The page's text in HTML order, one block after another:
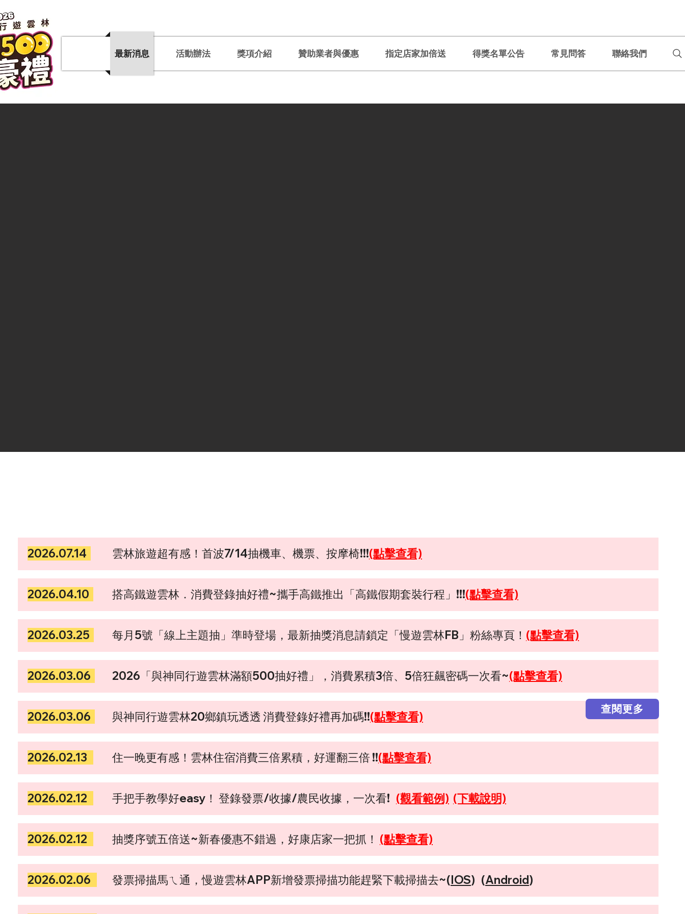
最新消息 活動辦法 獎項介紹 贊助業者與優惠 指定店家加倍送 得獎名單公告 常見問答 聯絡我們
2026.07.14 雲林旅遊超有感！首波7/14抽機車、機票、按摩椅!!!(點擊查看)
2026.04.10 搭高鐵遊雲林．消費登錄抽好禮~攜手高鐵推出「高鐵假期套裝行程」!!!(點擊查看)
2026.03.25 每月5號「線上主題抽」準時登場，最新抽獎消息請鎖定「慢遊雲林FB」粉絲專頁！ (點擊查看)
2026.03.06 2026「與神同行遊雲林滿額500抽好禮」，消費累積3倍、5倍狂飆密碼一次看~(點擊查看)
2026.03.06 與神同行遊雲林20鄉鎮玩透透 消費登錄好禮再加碼​!!(點擊查看)
2026.02.13 住一晚更有感！雲林住宿消費三倍累積，好運翻三倍 !!(點擊查看)
2026.02.12 ​手把手教學好easy！ 登錄發票/收據/農民收據，一次看! (觀看範例) (下載說明)
2026.02.12 ​抽獎序號五倍送~新春優惠不錯過，好康店家一把抓！ (點擊查看)
2026.02.06 ​發票掃描馬ㄟ通，慢遊雲林APP新增發票掃描功能趕緊下載掃描去~(IOS) (Android)
查閱更多